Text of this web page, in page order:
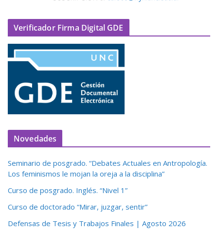
Verificador Firma Digital GDE
Novedades
Seminario de posgrado. “Debates Actuales en Antropología.
Los feminismos le mojan la oreja a la disciplina”
Curso de posgrado. Inglés. “Nivel 1”
Curso de doctorado “Mirar, juzgar, sentir”
Defensas de Tesis y Trabajos Finales | Agosto 2026